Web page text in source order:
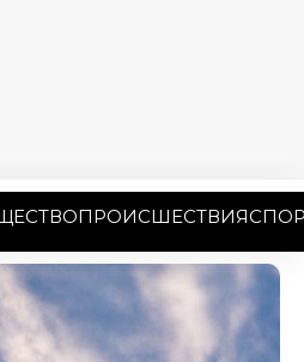
ПРОИСШЕСТВИЯ